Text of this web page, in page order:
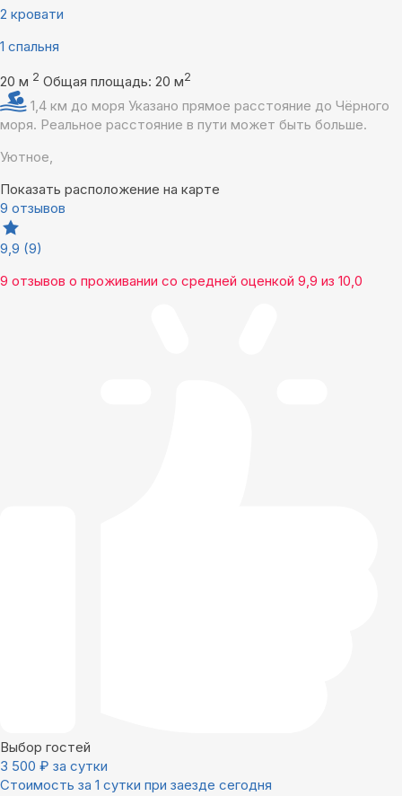
2 кровати
1 спальня
20 м 2 Общая площадь: 20 м2
1,4 км до моря Указано прямое расстояние до Чёрного
моря. Реальное расстояние в пути может быть больше.
Уютное,
Показать расположение на карте
9 отзывов
9,9 (9)
9 отзывов о проживании со средней оценкой 9,9 из 10,0
Выбор гостей
3 500 ₽ за сутки
Стоимость за 1 сутки при заезде сегодня